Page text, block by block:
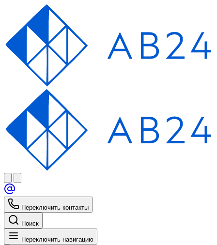
Переключить контакты
Поиск
Переключить навигацию